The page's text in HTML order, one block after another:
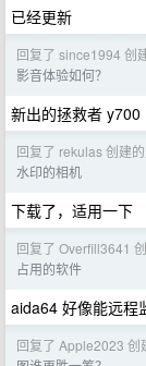
已经更新
回复了 since1994 创
影音体验如何？
新出的拯救者 y700
回复了 rekulas 创建
水印的相机
下载了，适用一下
回复了 Overfill3641
占用的软件
aida64 好像能远程
回复了 Apple2023 创